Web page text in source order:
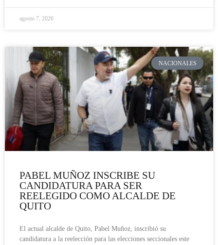
agosto 7, 2026
NACIONALES
PABEL MUÑOZ INSCRIBE SU
CANDIDATURA PARA SER
REELEGIDO COMO ALCALDE DE
QUITO
El actual alcalde de Quito, Pabel Muñoz, inscribió su
candidatura a la reelección para las elecciones seccionales este